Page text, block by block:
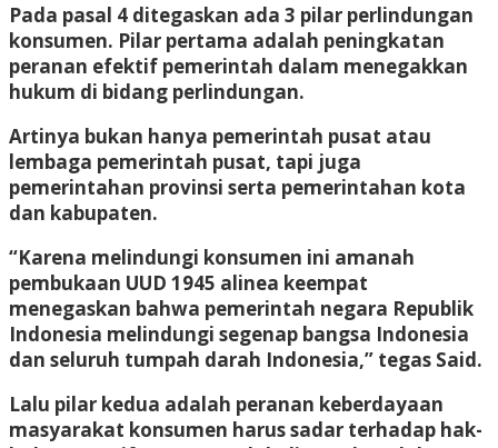
Pada pasal 4 ditegaskan ada 3 pilar perlindungan
konsumen. Pilar pertama adalah peningkatan
peranan efektif pemerintah dalam menegakkan
hukum di bidang perlindungan.
Artinya bukan hanya pemerintah pusat atau
lembaga pemerintah pusat, tapi juga
pemerintahan provinsi serta pemerintahan kota
dan kabupaten.
“Karena melindungi konsumen ini amanah
pembukaan UUD 1945 alinea keempat
menegaskan bahwa pemerintah negara Republik
Indonesia melindungi segenap bangsa Indonesia
dan seluruh tumpah darah Indonesia,” tegas Said.
Lalu pilar kedua adalah peranan keberdayaan
masyarakat konsumen harus sadar terhadap hak-